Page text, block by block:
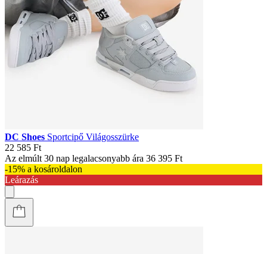
DC Shoes Sportcipő Világosszürke
22 585 Ft
Az elmúlt 30 nap legalacsonyabb ára 36 395 Ft
-15% a kosároldalon
Leárazás